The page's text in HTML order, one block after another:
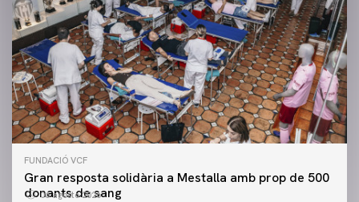
FUNDACIÓ VCF
Gran resposta solidària a Mestalla amb prop de 500
donants de sang
06 agosto 2026